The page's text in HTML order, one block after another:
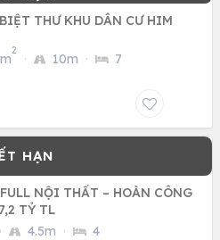
THƯ KHU DÂN CƯ HIM
2
· 10m · 7
NỘI THẤT – HOÀN CÔNG
TỶ TL
· 4.5m · 4